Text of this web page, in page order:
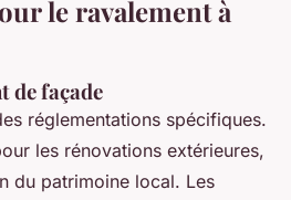
le ravalement à
de façade
réglementations spécifiques.
les rénovations extérieures,
du patrimoine local. Les